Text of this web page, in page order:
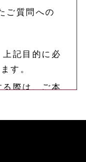
ご質問への
記目的に必
す。
際は、ご本
人の同意な